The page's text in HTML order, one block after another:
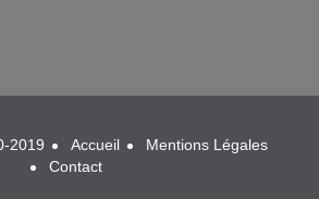
2019 Accueil
Mentions Légales
Contact